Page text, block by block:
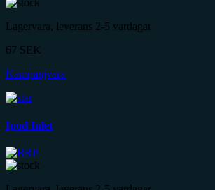
Lagervara, leverans 2-5 vardagar
67 SEK
Kampanjvara
Ipod Inlet